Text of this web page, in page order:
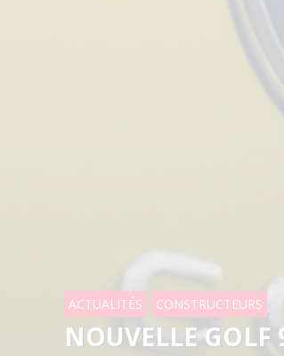
ACTUALITÉS CONSTRUCTEURS
NOUVELLE GOLF